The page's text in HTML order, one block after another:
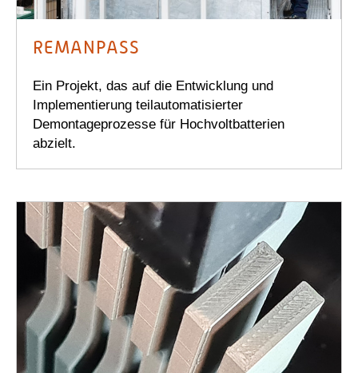
REMANPASS
Ein Projekt, das auf die Entwicklung und
Implementierung teilautomatisierter
Demontageprozesse für Hochvoltbatterien
abzielt.